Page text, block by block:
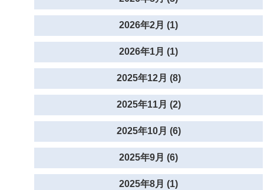
2026年2月 (1)
2026年1月 (1)
2025年12月 (8)
2025年11月 (2)
2025年10月 (6)
2025年9月 (6)
2025年8月 (1)